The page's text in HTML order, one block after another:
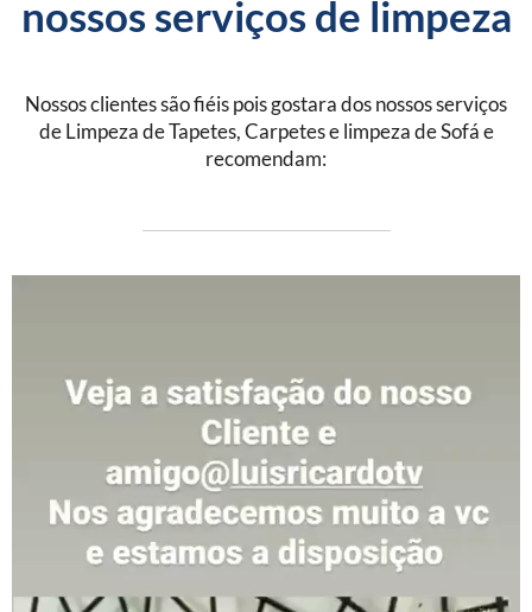
nossos serviços de limpeza
Nossos clientes são fiéis pois gostara dos nossos serviços
de Limpeza de Tapetes, Carpetes e limpeza de Sofá e
recomendam: